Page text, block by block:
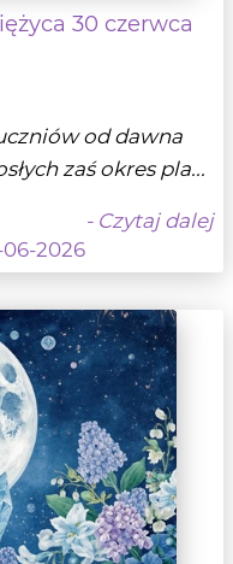
30 czerwca
od dawna
zaś okres pla...
- Czytaj dalej
2026